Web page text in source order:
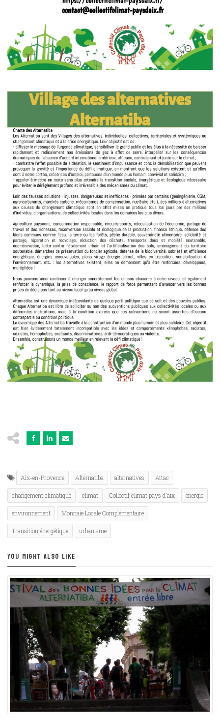
Aix-en-Provence Alternatiba alternatives Attac
changement climatique climat Collectif climat pays d'aix énergie
environnement Monnaie Locale Complémentaire
Transition énergétique urbanisme
YOU MIGHT ALSO LIKE